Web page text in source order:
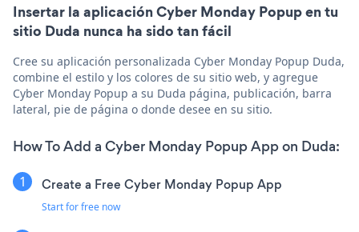
Insertar la aplicación Cyber Monday Popup en tu
sitio Duda nunca ha sido tan fácil
Cree su aplicación personalizada Cyber Monday Popup Duda,
combine el estilo y los colores de su sitio web, y agregue
Cyber Monday Popup a su Duda página, publicación, barra
lateral, pie de página o donde desee en su sitio.
How To Add a Cyber Monday Popup App on Duda:
Create a Free Cyber Monday Popup App
Start for free now